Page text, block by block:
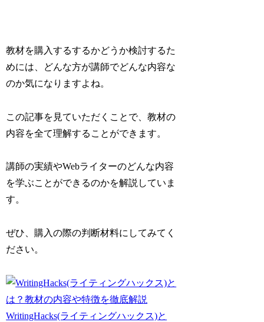
教材を購入するするかどうか検討するた
めには、どんな方が講師でどんな内容な
のか気になりますよね。
この記事を見ていただくことで、教材の
内容を全て理解することができます。
講師の実績やWebライターのどんな内容
を学ぶことができるのかを解説していま
す。
ぜひ、購入の際の判断材料にしてみてく
ださい。
WritingHacks(ライティングハックス)と